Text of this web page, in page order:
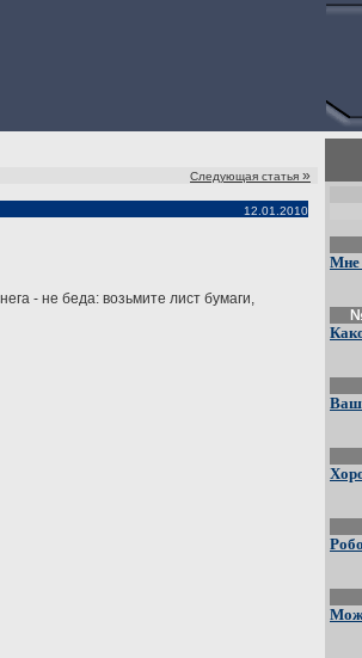
Следующая статья »
12.01.2010
- не беда: возьмите лист бумаги,
Мне
Ваш